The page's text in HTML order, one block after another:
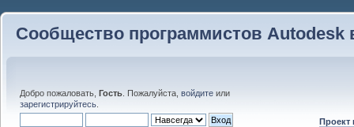
Сообщество программистов Autodesk
Добро пожаловать, Гость . Пожалуйста, войдите или
зарегистрируйтесь
Проект